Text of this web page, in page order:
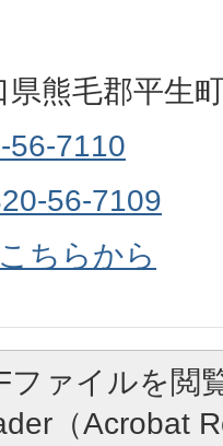
熊毛郡平生
56-7110
56-7109
ちらから
ファイルを閲
（Acrobat